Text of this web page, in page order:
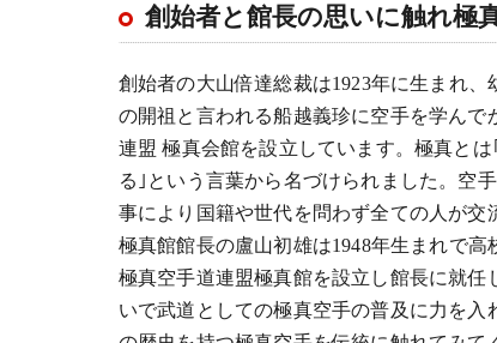
創始者と館長の思いに触れ極
創始者の大山倍達総裁は1923年に生まれ
の開祖と言われる船越義珍に空手を学んで
連盟 極真会館を設立しています。極真と
る｣という言葉から名づけられました。空
事により国籍や世代を問わず全ての人が交
極真館館長の盧山初雄は1948年生まれで
極真空手道連盟極真館を設立し館長に就
いで武道としての極真空手の普及に力を